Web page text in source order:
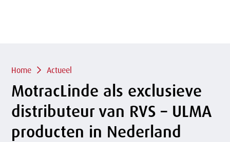
gaan
Kruimelpad
Home Actueel
MotracLinde als exclusieve
distributeur van RVS – ULMA
producten in Nederland